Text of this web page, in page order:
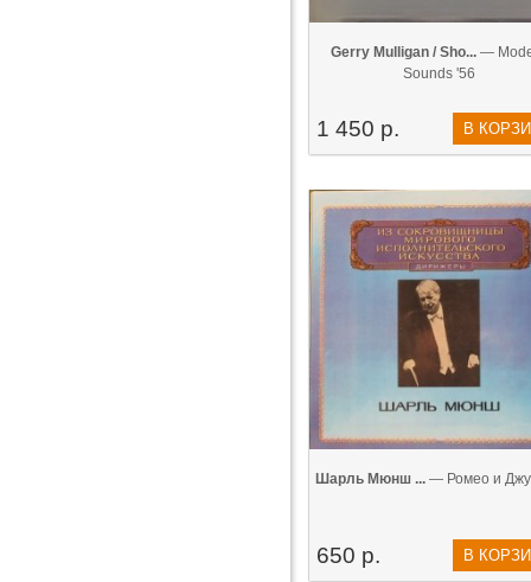
Gerry Mulligan / Sho... —
Sounds '56
1 450 р. В
Шарль Мюнш ... — Ромео и
650 р. В